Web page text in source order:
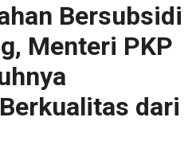
Bersubsidi
Menteri PKP
dari